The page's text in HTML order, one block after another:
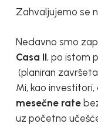
Zahvaljujemo se
Nedavno smo
Casa II, po istom
(planiran
Mi, kao
mesečne rate
uz početno